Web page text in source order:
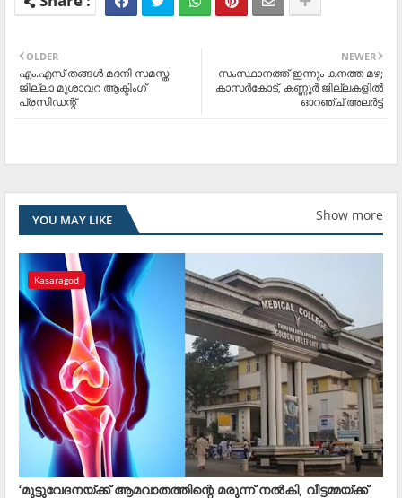
NEWER
സംസ്ഥാനത്ത് ഇന്നും കനത്ത മഴ;
കാസര്‍കോട്, കണ്ണൂര്‍ ജില്ലകളില്‍
ഓറഞ്ച് അലര്‍ട്ട്
OLDER
എം.എസ് തങ്ങള്‍ മദനി സമസ്ത
ജില്ലാ മുശാവറ ആക്ടിംഗ്
പ്രസിഡന്റ്
YOU MAY LIKE Show more
Kasaragod
‘മുട്ടുവേദനയ്ക്ക് ആമവാതത്തിന്റെ മരുന്ന് നൽകി, വീട്ടമ്മയ്ക്ക്